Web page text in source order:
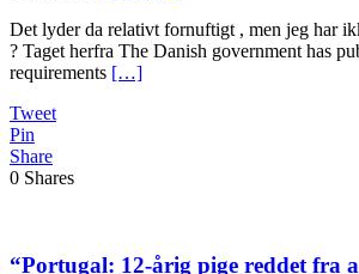
Det lyder da relativt fornuftigt , men jeg har
? Taget herfra The Danish government has
requirements […]
Tweet
Pin
Share
0 Shares
“Portugal: 12-årig pige reddet fra